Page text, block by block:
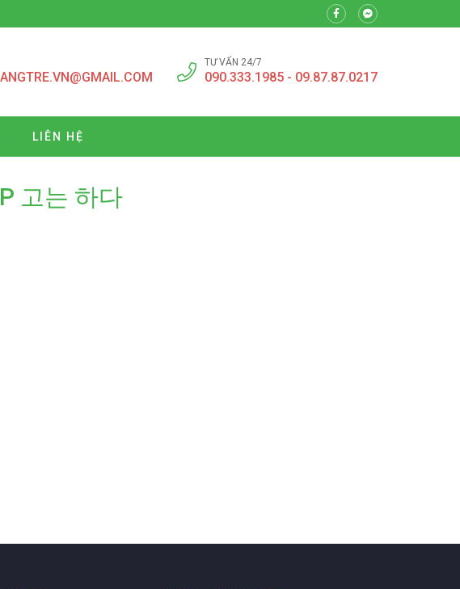
TƯ VẤN 24/7
090.333.1985 - 09.87.87.0217
LIÊN HỆ
고는 하다